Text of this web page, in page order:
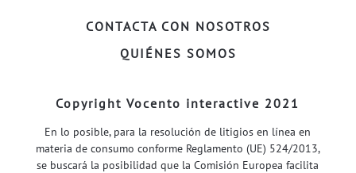
CONTACTA CON NOSOTROS
QUIÉNES SOMOS
Copyright Vocento interactive 2021
En lo posible, para la resolución de litigios en línea en
materia de consumo conforme Reglamento (UE) 524/2013,
se buscará la posibilidad que la Comisión Europea facilita